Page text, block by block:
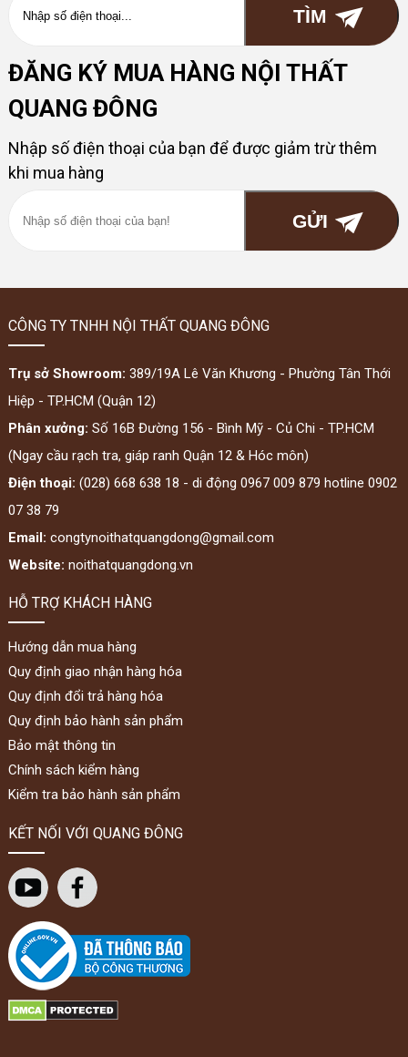
ĐĂNG KÝ MUA HÀNG NỘI THẤT
QUANG ĐÔNG
Nhập số điện thoại của bạn để được giảm trừ thêm
khi mua hàng
CÔNG TY TNHH NỘI THẤT QUANG ĐÔNG
Trụ sở Showroom: 389/19A Lê Văn Khương - Phường Tân Thới
Hiệp - TP.HCM (Quận 12)
Phân xưởng: Số 16B Đường 156 - Bình Mỹ - Củ Chi - TP.HCM
(Ngay cầu rạch tra, giáp ranh Quận 12 & Hóc môn)
Điện thoại: (028) 668 638 18 - di động 0967 009 879 hotline 0902
07 38 79
Email: congtynoithatquangdong@gmail.com
Website: noithatquangdong.vn
HỖ TRỢ KHÁCH HÀNG
Hướng dẫn mua hàng
Quy định giao nhận hàng hóa
Quy định đổi trả hàng hóa
Quy định bảo hành sản phẩm
Bảo mật thông tin
Chính sách kiểm hàng
Kiểm tra bảo hành sản phẩm
KẾT NỐI VỚI QUANG ĐÔNG